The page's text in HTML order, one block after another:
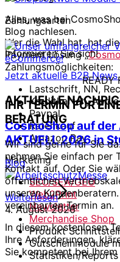
Zahlungsarten
Wer die Wahl hat, hat
Payment Lösung „
Zahlungsmöglichkeiten:
Lastschrift, NN,
Kreditkarten,
Paypal
Ratenkauf
Amazon Pay
Marketing
SEO/SEA/GEO
Web2Print
Newsletter
Merchandise Shop
Produkt
Gutscheinmodule
Statistiken/Reports
Alles, was bei
Blog nachlesen.
Informieren Sie sich!
Jetzt aktuelle B2B News
AKTUELLE
CosmoShop auf der
AKTUELL 2026 in
Blog
Weiterlesen
4. August 2026
READY
IHR TERMIN FÜR
BERATUNG
Wir sind gerne für Sie
nehmen Sie einfach per
Kontakt auf. Oder Sie
öffentlichen
unseren
vereinbarten Termin an.
In diesem kostenlosen
Ihre Anforderungen,
Sie kompetent bei